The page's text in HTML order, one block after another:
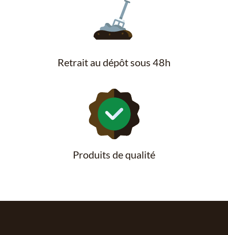
Retrait au dépôt sous 48h
Produits de qualité